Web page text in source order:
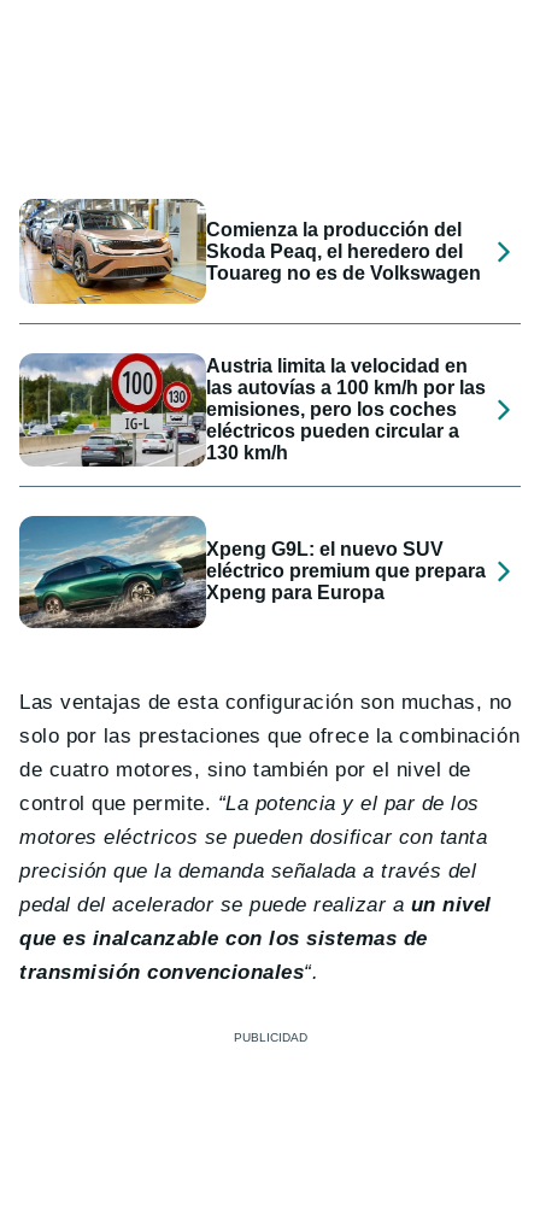
Comienza la producción del
Skoda Peaq, el heredero del
Touareg no es de Volkswagen
Austria limita la velocidad en
las autovías a 100 km/h por las
emisiones, pero los coches
eléctricos pueden circular a
130 km/h
Xpeng G9L: el nuevo SUV
eléctrico premium que prepara
Xpeng para Europa
Las ventajas de esta configuración son muchas, no
solo por las prestaciones que ofrece la combinación
de cuatro motores, sino también por el nivel de
control que permite. “La potencia y el par de los
motores eléctricos se pueden dosificar con tanta
precisión que la demanda señalada a través del
pedal del acelerador se puede realizar a un nivel
que es inalcanzable con los sistemas de
transmisión convencionales“.